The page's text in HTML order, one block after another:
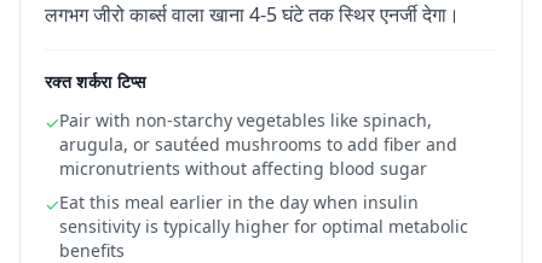
लगभग जीरो कार्ब्स वाला खाना 4-5 घंटे तक स्थिर एनर्जी देगा।
रक्त शर्करा टिप्स
✓Pair with non-starchy vegetables like spinach,
arugula, or sautéed mushrooms to add fiber and
micronutrients without affecting blood sugar
✓Eat this meal earlier in the day when insulin
sensitivity is typically higher for optimal metabolic
benefits